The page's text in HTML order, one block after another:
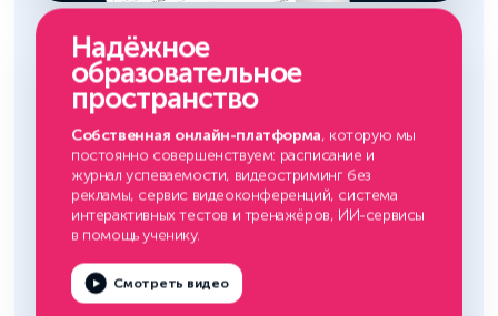
Надёжное
образовательное
пространство
Собственная онлайн-платформа, которую мы
постоянно совершенствуем: расписание и
журнал успеваемости, видеостриминг без
рекламы, сервис видеоконференций, система
интерактивных тестов и тренажёров, ИИ-сервисы
в помощь ученику.
Смотреть видео